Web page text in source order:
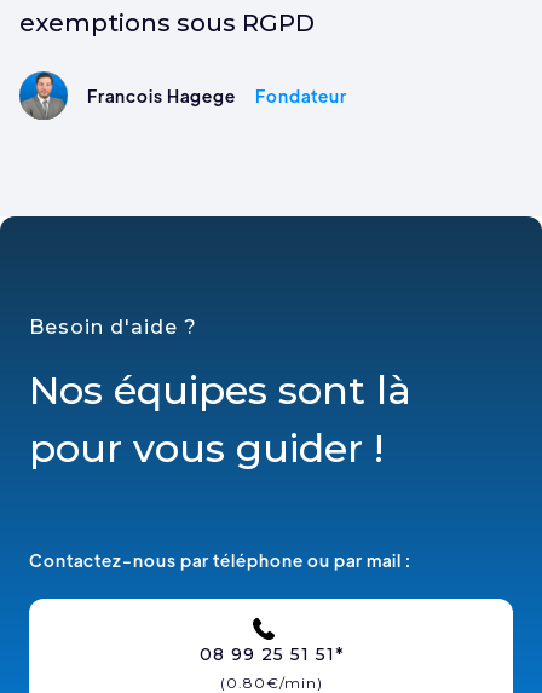
exemptions sous RGPD
Francois Hagege Fondateur
Besoin d'aide ?
Nos équipes sont là
pour vous guider !
Contactez-nous par téléphone ou par mail :
08 99 25 51 51*
(0.80€/min)